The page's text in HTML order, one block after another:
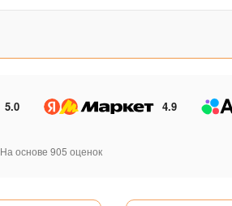
5.0 4.9
На основе 905 оценок